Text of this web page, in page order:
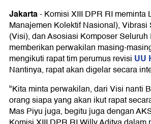
Jakarta-Komisi XIII DPR RI meminta
Manajemen Kolektif Nasional),
(Visi), dan Asosiasi Komposer
memberikan perwakilan masing-
mengikuti rapat tim perumus revisi UU
Nantinya, rapat akan digelar secara
"Kita minta perwakilan, dari Visi nanti
orang siapa yang akan ikut rapat
Mas Piyu juga, begitu juga dengan